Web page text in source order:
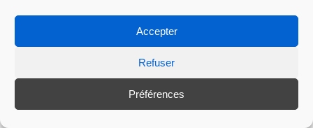
Accepter
Refuser
Préférences
votes au total